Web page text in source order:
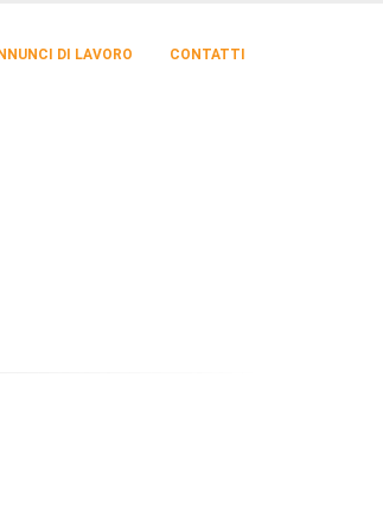
DI LAVORO CONTATTI